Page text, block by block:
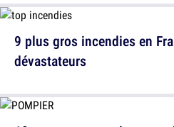
9 plus gros incendies en
dévastateurs